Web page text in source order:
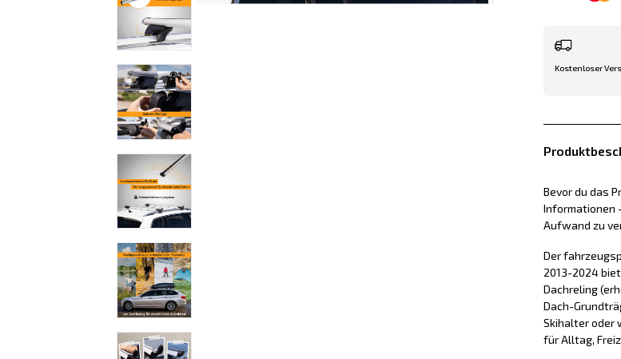
Kostenloser
Bevor du das
Informationen
Aufwand zu
Der
2013-2024
Dachreling
Dach-
Skihalter oder
für Alltag,